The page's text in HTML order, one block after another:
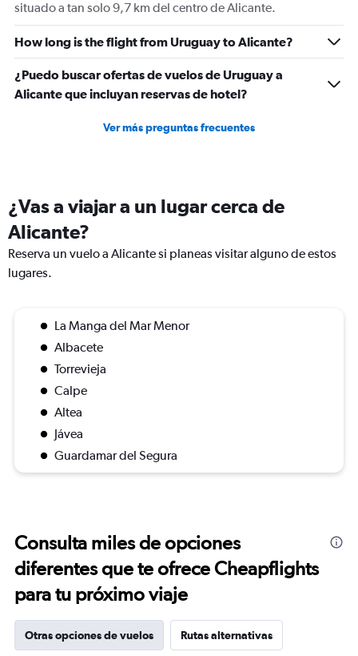
situado a tan solo 9,7 km del centro de Alicante.
How long is the flight from Uruguay to Alicante?
¿Puedo buscar ofertas de vuelos de Uruguay a
Alicante que incluyan reservas de hotel?
Ver más preguntas frecuentes
¿Vas a viajar a un lugar cerca de
Alicante?
Reserva un vuelo a Alicante si planeas visitar alguno de estos
lugares.
La Manga del Mar Menor
Albacete
Torrevieja
Calpe
Altea
Jávea
Guardamar del Segura
Consulta miles de opciones
diferentes que te ofrece Cheapflights
para tu próximo viaje
Otras opciones de vuelos Rutas alternativas